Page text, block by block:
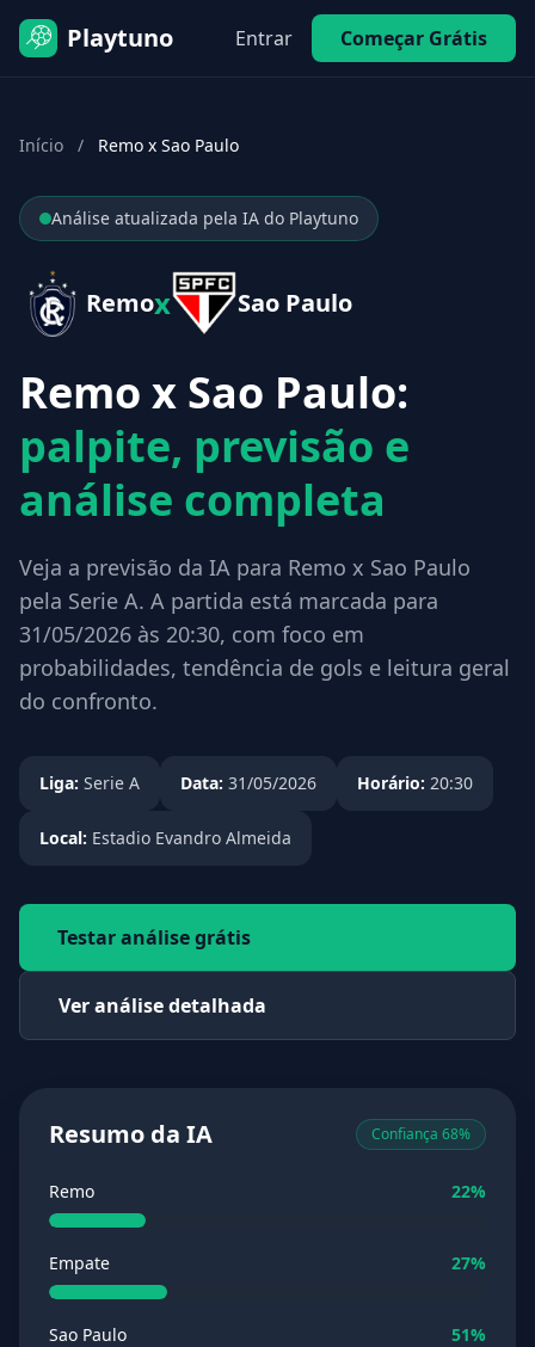
Playtuno Entrar Começar Grátis
Início / Remo x Sao Paulo
Análise atualizada pela IA do Playtuno
Remox Sao Paulo
Remo x Sao Paulo:
palpite, previsão e
análise completa
Veja a previsão da IA para Remo x Sao Paulo
pela Serie A. A partida está marcada para
31/05/2026 às 20:30, com foco em
probabilidades, tendência de gols e leitura geral
do confronto.
Liga: Serie A Data: 31/05/2026 Horário: 20:30
Local: Estadio Evandro Almeida
Testar análise grátis
Ver análise detalhada
Resumo da IA Confiança 68%
Remo 22%
Empate 27%
Sao Paulo 51%